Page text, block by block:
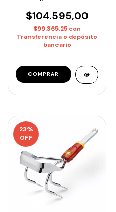
4605
$104.595,00
$99.365,25 con
Transferencia o depósito
bancario
23%
OFF